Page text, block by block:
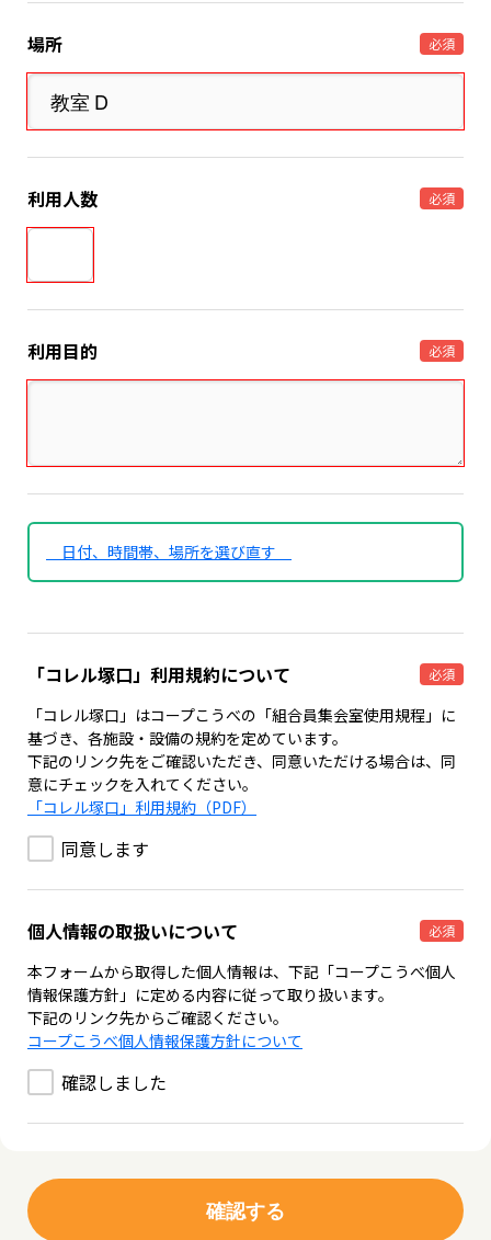
場所 必須
利用人数 必須
利用目的 必須
日付、時間帯、場所を選び直す
「コレル塚口」利用規約について 必須
「コレル塚口」はコープこうべの「組合員集会室使用規程」に
基づき、各施設・設備の規約を定めています。
下記のリンク先をご確認いただき、同意いただける場合は、同
意にチェックを入れてください。
「コレル塚口」利用規約（PDF）
同意します
個人情報の取扱いについて 必須
本フォームから取得した個人情報は、下記「コープこうべ個人
情報保護方針」に定める内容に従って取り扱います。
下記のリンク先からご確認ください。
コープこうべ個人情報保護方針について
確認しました